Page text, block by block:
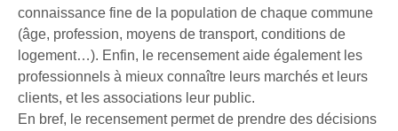
connaissance fine de la population de chaque commune
(âge, profession, moyens de transport, conditions de
logement…). Enfin, le recensement aide également les
professionnels à mieux connaître leurs marchés et leurs
clients, et les associations leur public.
En bref, le recensement permet de prendre des décisions